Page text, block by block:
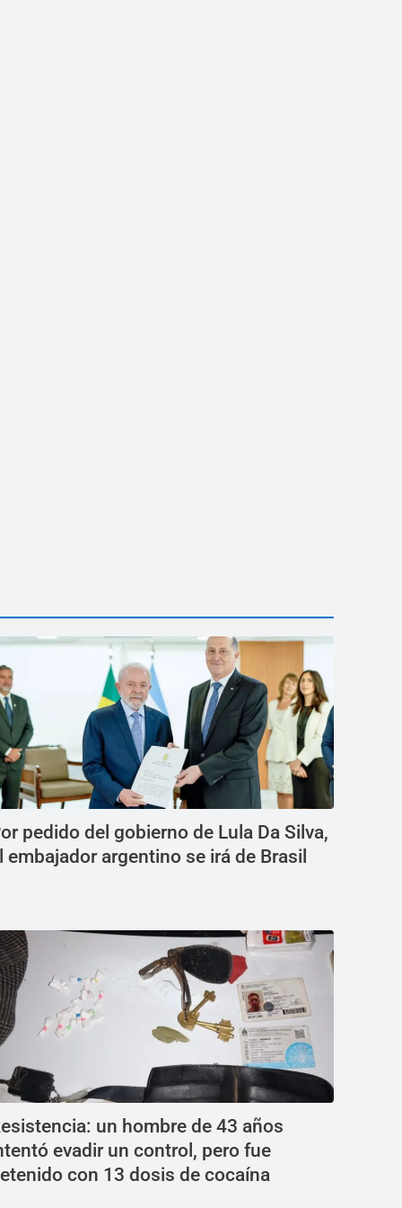
pedido del gobierno de Lula Da Silva,
embajador argentino se irá de Brasil
un hombre de 43 años
evadir un control, pero fue
con 13 dosis de cocaína